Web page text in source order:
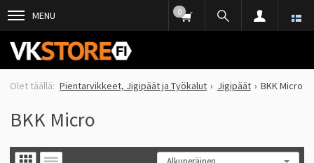
MENU 0
Pientarvikkeet, Jigipäät ja Työkalut Jigipäät BKK Micro
BKK Micro